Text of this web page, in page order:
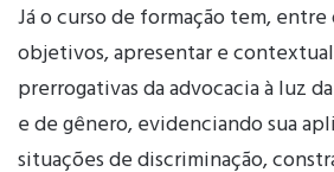
Já o curso de formação tem,
objetivos, apresentar e
prerrogativas da advocacia à luz
e de gênero, evidenciando sua
situações de discriminação,